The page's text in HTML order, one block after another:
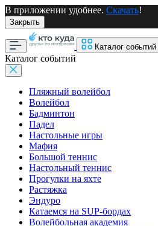
В приложении удобнее. Скачать!
Закрыть
Каталог событий
Каталог событий
Пляжный волейбол
Волейбол
Бадминтон
Падел
Настольные игры
Мафия
Большой теннис
Настольный теннис
Прогулки на яхте
Растяжка
Эндуро
Катаемся на SUP-бордах
Волейбольная академия